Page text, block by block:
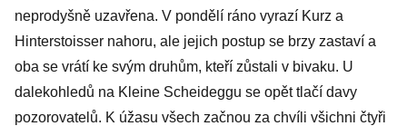
neprodyšně uzavřena. V pondělí ráno vyrazí Kurz a
Hinterstoisser nahoru, ale jejich postup se brzy zastaví a
oba se vrátí ke svým druhům, kteří zůstali v bivaku. U
dalekohledů na Kleine Scheideggu se opět tlačí davy
pozorovatelů. K úžasu všech začnou za chvíli všichni čtyři